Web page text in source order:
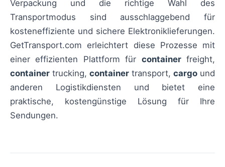
Verpackung und die richtige Wahl des
Transportmodus sind ausschlaggebend für
kosteneffiziente und sichere Elektroniklieferungen.
GetTransport.com erleichtert diese Prozesse mit
einer effizienten Plattform für containerfreight,
container trucking, container transport, cargo und
anderen Logistikdiensten und bietet eine
praktische, kostengünstige Lösung für Ihre
Sendungen.